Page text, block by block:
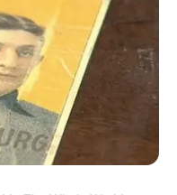
laposibilidad de una
plazo
de Sanidad ruso,
14% de las 300
la Sputnik V,
no ha recibido el visto
secundarios.